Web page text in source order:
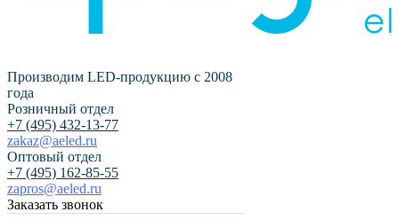
Производим LED-продукцию с 2008
года
Розничный отдел
+7 (495) 432-13-77
zakaz@aeled.ru
Оптовый отдел
+7 (495) 162-85-55
zapros@aeled.ru
Заказать звонок